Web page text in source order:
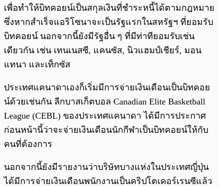
เพื่อทำให้บิทคอยน์เป็นสกุลเงินที่ชำระหนี้ได้ตามกฎหมาย
ซึ่งหากสำเร็จแอริโซนาจะเป็นรัฐแรกในสหรัฐฯ ที่ยอมรับ
บิทคอยน์ นอกจากนี้ยังมีรัฐอื่น ๆ ที่มีท่าทียอมรับเช่น
เดียวกัน เช่น เทนเนสซี, แคนซัส, นิวแฮมป์เชียร์, มอน
แทนา และเท็กซัส
ประเทศแคนาดาเองก็เริ่มมีการจ่ายเงินเดือนเป็นบิทคอย
น์ด้วยเช่นกัน ลีกบาสเก็ตบอล Canadian Elite Basketball
League (CEBL) ของประเทศแคนาดา ได้มีการประกาศ
ก่อนหน้านี้ว่าจะจ่ายเงินเดือนนักกีฬาเป็นบิทคอยน์ให้กับ
คนที่ต้องการ
นอกจากนี้ยังมีรายงานว่าบริษัทบางแห่งในประเทศญี่ปุ่น
ได้มีการจ่ายเงินเดือนพนักงานเป็นคริปโตเคอร์เรนซีแล้ว